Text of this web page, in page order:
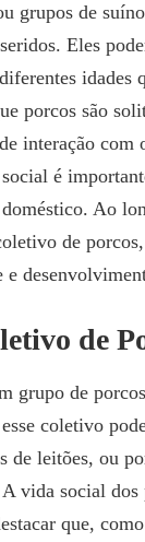
grupos de
Eles
idades
porcos são
interação com
é
Ao
de
e
de
grupo de
coletivo
de leitões, ou
vida social
que,